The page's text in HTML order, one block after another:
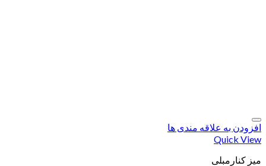
افزودن به علاقه مندی ها
Quick View
میز کنارمبلی